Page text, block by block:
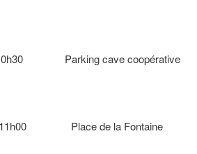
cave coopérative
de la Fontaine